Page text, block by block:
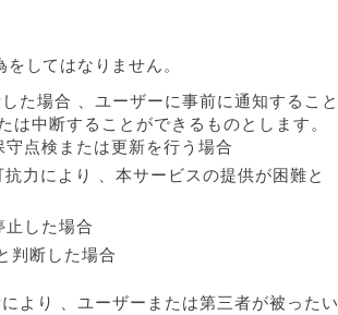
してはなりません。
た場合 、ユーザーに事前に通知すること
中断することができるものとします。
点検または更新を行う場合
力により 、本サービスの提供が困難と
止した場合
判断した場合
より 、ユーザーまたは第三者が被ったい